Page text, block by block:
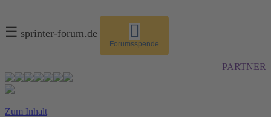
☰ sprinter-forum.de
Forumsspende
PARTNER
Zum Inhalt